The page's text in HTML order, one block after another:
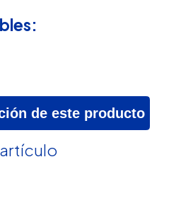
de este producto